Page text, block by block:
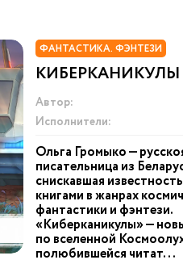
ФАНТАСТИКА. ФЭНТЕЗИ
КИБЕРКАНИКУЛЫ
Автор:
Исполнители:
Ольга Громыко —
писательница из
снискавшая
книгами в жанрах
фантастики и фэнтези.
«Киберканикулы» —
по вселенной
полюбившейся читат...